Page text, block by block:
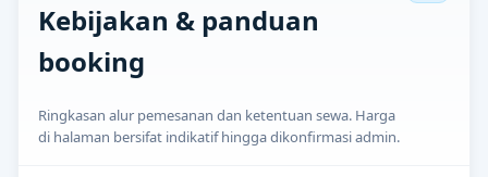
Kebijakan & panduan
booking
Ringkasan alur pemesanan dan ketentuan sewa. Harga
di halaman bersifat indikatif hingga dikonfirmasi admin.